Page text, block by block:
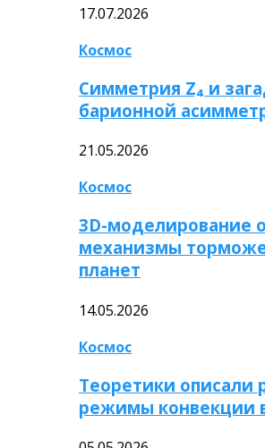
17.07.2026
Космос
Симметрия Z₄ и
барионной
21.05.2026
Космос
3D-моделирование
механизмы
планет
14.05.2026
Космос
Теоретики описали
режимы конвекции